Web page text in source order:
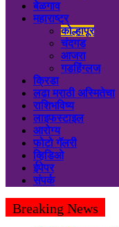
बेळगाव
महाराष्ट्र
कोल्हापूर
चंदगड
आजरा
गडहिंग्लज
क्रिडा
लढा मराठी अस्मितेचा
राशिभविष्य
लाइफस्टाइल
आरोग्य
फोटो गॅलरी
व्हिडिओ
ईपेपर
संपर्क
Breaking News